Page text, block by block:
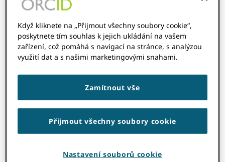
osvědčených postupů. Vyžaduje také, aby
všechny organizace podporovaly používání
ORCID ve svých vlastních komunitách
prostřednictvím angažovanosti a dosahu.
podporujeme vaši angažovanost a terénní
úsilí. Dnes se zaměřujeme na ORCID
technologie, klíčový prvek, pokud chceme
dosáhnout naší sdílené vize, světa, kde jsou
stipendiu a inovacích, jedinečně
Když kliknete na „Přijmout všechny soubory cookie“,
poskytnete tím souhlas k jejich ukládání na vašem
zařízení, což pomáhá s navigací na stránce, s analýzou
využití dat a s našimi marketingovými snahami.
Zamítnout vše
Přijmout všechny soubory cookie
Nastavení souborů cookie